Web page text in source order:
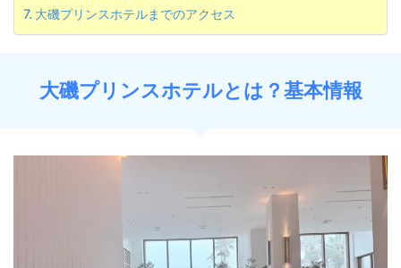
大磯プリンスホテルまでのアクセス
大磯プリンスホテルとは？基本情報